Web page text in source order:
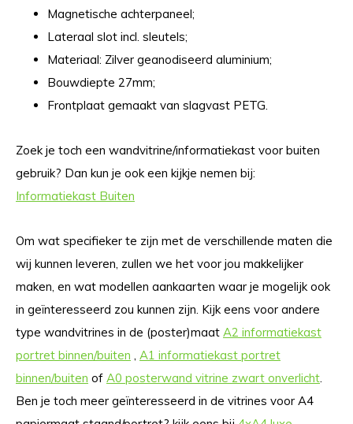
Magnetische achterpaneel;
Lateraal slot incl. sleutels;
Materiaal: Zilver geanodiseerd aluminium;
Bouwdiepte 27mm;
Frontplaat gemaakt van slagvast PETG.
Zoek je toch een wandvitrine/informatiekast voor buiten
gebruik? Dan kun je ook een kijkje nemen bij:
Informatiekast Buiten
Om wat specifieker te zijn met de verschillende maten die
wij kunnen leveren, zullen we het voor jou makkelijker
maken, en wat modellen aankaarten waar je mogelijk ook
in geïnteresseerd zou kunnen zijn. Kijk eens voor andere
type wandvitrines in de (poster)maat A2 informatiekast
portret binnen/buiten , A1 informatiekast portret
binnen/buiten of A0 posterwand vitrine zwart onverlicht.
Ben je toch meer geïnteresseerd in de vitrines voor A4